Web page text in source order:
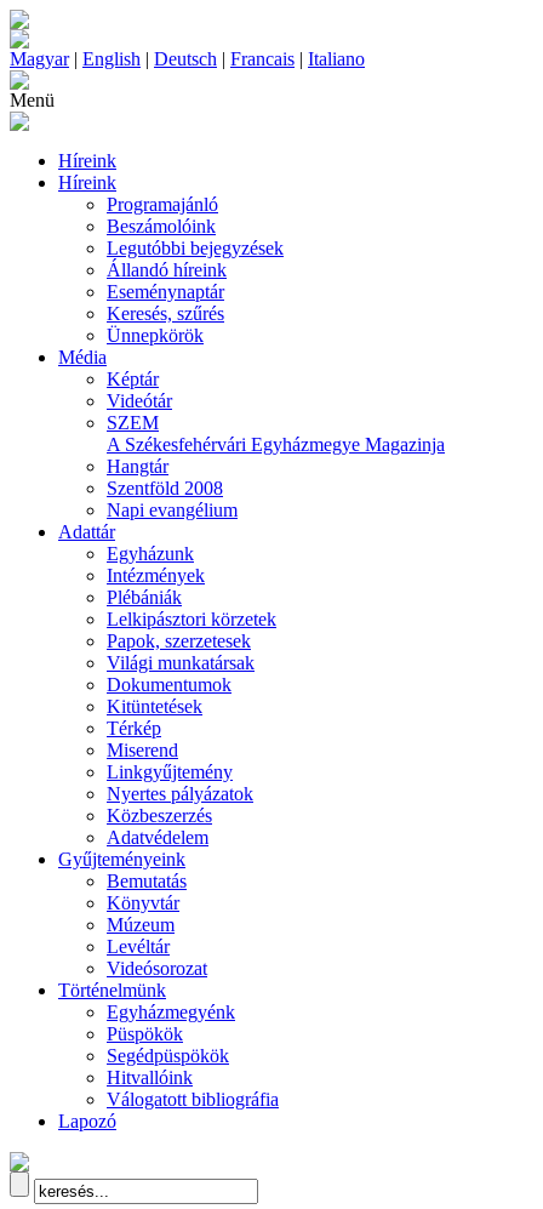
Magyar| English | Deutsch | Francais | Italiano
Menü
Híreink
Híreink
Programajánló
Beszámolóink
Legutóbbi bejegyzések
Állandó híreink
Eseménynaptár
Keresés, szűrés
Ünnepkörök
Média
Képtár
Videótár
SZEM
A Székesfehérvári Egyházmegye Magazinja
Hangtár
Szentföld 2008
Napi evangélium
Adattár
Egyházunk
Intézmények
Plébániák
Lelkipásztori körzetek
Papok, szerzetesek
Világi munkatársak
Dokumentumok
Kitüntetések
Térkép
Miserend
Linkgyűjtemény
Nyertes pályázatok
Közbeszerzés
Adatvédelem
Gyűjteményeink
Bemutatás
Könyvtár
Múzeum
Levéltár
Videósorozat
Történelmünk
Egyházmegyénk
Püspökök
Segédpüspökök
Hitvallóink
Válogatott bibliográfia
Lapozó